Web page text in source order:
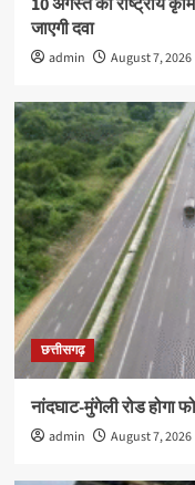
जाएगी दवा
admin August 7, 2026
छत्तीसगढ़
नांदघाट-मुंगेली रोड होगा
admin August 7, 2026